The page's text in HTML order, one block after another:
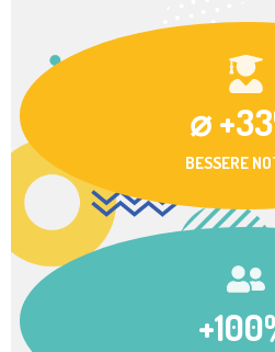
⌀
BESSERE